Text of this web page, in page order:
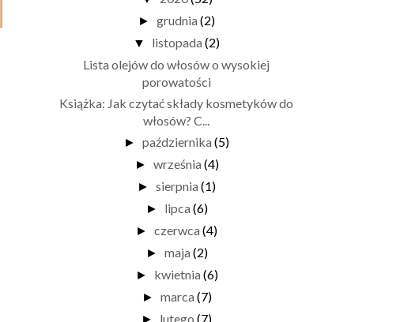
► grudnia (2)
▼ listopada (2)
Lista olejów do włosów o wysokiej
porowatości
Książka: Jak czytać składy kosmetyków do
włosów? C...
► października (5)
► września (4)
► sierpnia (1)
► lipca (6)
► czerwca (4)
► maja (2)
► kwietnia (6)
► marca (7)
lutego (7)